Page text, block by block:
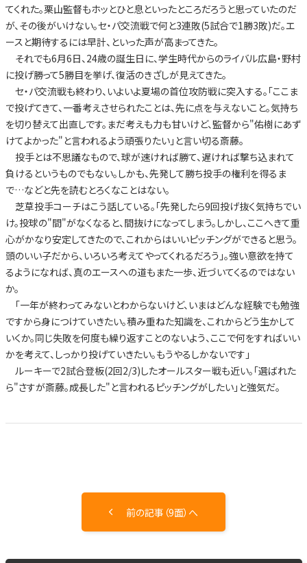
てくれた。栗山監督もホッとひと息といったところだろうと思っていたのだ
が、その後がいけない。セ・パ交流戦で何と3連敗(5試合で1勝3敗)だ。エ
ースと期待するには早計、といった声が高まってきた。
それでも6月6日、24歳の誕生日に、学生時代からのライバル広島・野村
に投げ勝って5勝目を挙げ、復活のきざしが見えてきた。
セ・パ交流戦も終わり、いよいよ夏場の首位攻防戦に突入する。「ここま
で投げてきて、一番考えさせられたことは、先に点を与えないこと。気持ち
を切り替えて出直しです。まだ考えも力も甘いけど、監督から"佑樹にあず
けてよかった"と言われるよう頑張りたい」と言い切る斎藤。
投手とは不思議なもので、球が速ければ勝て、遅ければ撃ち込まれて
負けるというものでもない。しかも、先発して勝ち投手の権利を得るま
で…などと先を読むとろくなことはない。
芝草投手コーチはこう話している。「先発したら9回投げ抜く気持ちでい
け。投球の"間"がなくなると、間抜けになってしまう。しかし、ここへきて重
心がかなり安定してきたので、これからはいいピッチングができると思う。
頭のいい子だから、いろいろ考えてやってくれるだろう」。強い意欲を持て
るようになれば、真のエースへの道もまた一歩、近づいてくるのではない
か。
「一年が終わってみないとわからないけど、いまはどんな経験でも勉強
ですから身につけていきたい。積み重ねた知識を、これからどう生かして
いくか。同じ失敗を何度も繰り返すことのないよう、ここで何をすればいい
かを考えて、しっかり投げていきたい。もうやるしかないです」
ルーキーで2試合登板(2回2/3)したオールスター戦も近い。「選ばれた
ら"さすが斎藤。成長した"と言われるピッチングがしたい」と強気だ。
前の記事（9面）へ